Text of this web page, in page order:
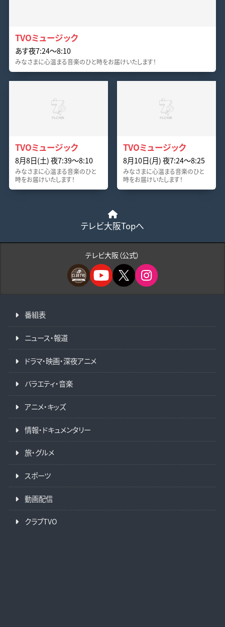
TVOミュージック
あす夜7:24〜8:10
みなさまに心温まる音楽のひと時をお届けいたします！
TVOミュージック
8月8日(土) 夜7:39〜8:10
みなさまに心温まる音楽のひと
時をお届けいたします！
TVOミュージック
8月10日(月) 夜7:24〜8:25
みなさまに心温まる音楽のひと
時をお届けいたします！
テレビ大阪Topへ
テレビ大阪（公式）
番組表
ニュース・報道
ドラマ・映画・深夜アニメ
バラエティ・音楽
アニメ・キッズ
情報・ドキュメンタリー
旅・グルメ
スポーツ
動画配信
クラブTVO